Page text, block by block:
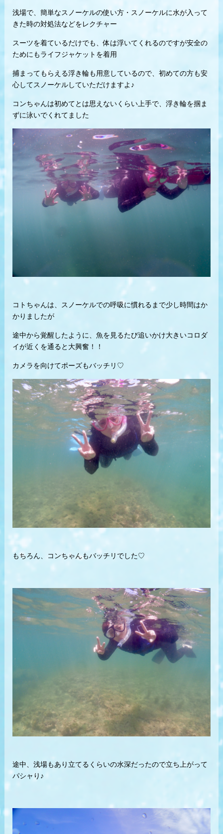
浅場で、簡単なスノーケルの使い方・スノーケルに水が入って
きた時の対処法などをレクチャー
スーツを着ているだけでも、体は浮いてくれるのですが安全の
ためにもライフジャケットを着用
捕まってもらえる浮き輪も用意しているので、初めての方も安
心してスノーケルしていただけますよ♪
コンちゃんは初めてとは思えないくらい上手で、浮き輪を掴ま
ずに泳いでくれてました
コトちゃんは、スノーケルでの呼吸に慣れるまで少し時間はか
かりましたが
途中から覚醒したように、魚を見るたび追いかけ大きいコロダ
イが近くを通ると大興奮！！
カメラを向けてポーズもバッチリ♡
もちろん、コンちゃんもバッチリでした♡
途中、浅場もあり立てるくらいの水深だったので立ち上がって
パシャり♪